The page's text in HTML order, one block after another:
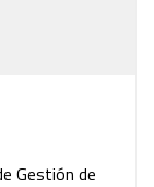
Gestión de